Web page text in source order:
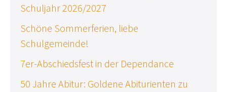
Schuljahr 2026/2027
Schöne Sommerferien, liebe
Schulgemeinde!
7er-Abschiedsfest in der Dependance
50 Jahre Abitur: Goldene Abiturienten zu